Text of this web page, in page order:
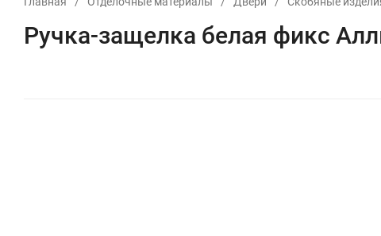
Ручка-защелка белая фикс